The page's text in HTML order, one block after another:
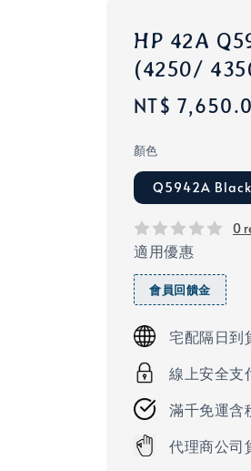
HP 42A
(4250/
Regular
NT$
顏色
Q5942A
0
適用優惠
會員回饋金
宅配隔日到
線上安全支
滿千免運含
代理商公司